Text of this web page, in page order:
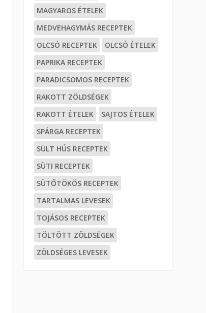
MAGYAROS ÉTELEK
MEDVEHAGYMÁS RECEPTEK
OLCSÓ RECEPTEK
OLCSÓ ÉTELEK
PAPRIKA RECEPTEK
PARADICSOMOS RECEPTEK
RAKOTT ZÖLDSÉGEK
RAKOTT ÉTELEK
SAJTOS ÉTELEK
SPÁRGA RECEPTEK
SÜLT HÚS RECEPTEK
SÜTI RECEPTEK
SÜTŐTÖKÖS RECEPTEK
TARTALMAS LEVESEK
TOJÁSOS RECEPTEK
TÖLTÖTT ZÖLDSÉGEK
ZÖLDSÉGES LEVESEK